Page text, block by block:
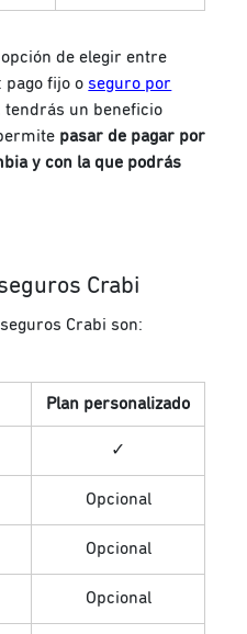
de elegir entre
pago fijo oseguro por
tendrás un beneficio
pasar de pagar por
y con la que podrás
Crabi
Crabi son:
Plan personalizado
✓
Opcional
Opcional
Opcional